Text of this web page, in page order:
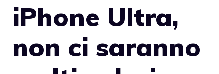
iPhone Ultra,
non ci saranno